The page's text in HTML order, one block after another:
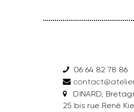
06 64 82 78 86
DINARD,
25 bis rue René